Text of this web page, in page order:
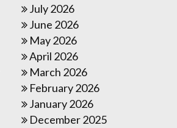
July 2026
June 2026
May 2026
April 2026
March 2026
February 2026
January 2026
December 2025